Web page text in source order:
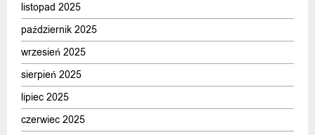
listopad 2025
październik 2025
wrzesień 2025
sierpień 2025
lipiec 2025
czerwiec 2025